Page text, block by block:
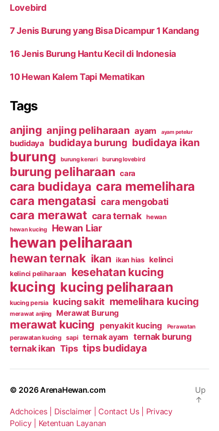
Lovebird
7 Jenis Burung yang Bisa Dicampur 1 Kandang
16 Jenis Burung Hantu Kecil di Indonesia
10 Hewan Kalem Tapi Mematikan
Tags
anjing anjing peliharaan ayam ayam petelur
budidaya budidaya burung budidaya ikan
burung burung kenari burung lovebird
burung peliharaan cara
cara budidaya cara memelihara
cara mengatasi cara mengobati
cara merawat cara ternak hewan
hewan kucing Hewan Liar
hewan peliharaan
hewan ternak ikan ikan hias kelinci
kelinci peliharaan kesehatan kucing
kucing kucing peliharaan
kucing persia kucing sakit memelihara kucing
merawat anjing Merawat Burung
merawat kucing penyakit kucing Perawatan
perawatan kucing sapi ternak ayam ternak burung
ternak ikan Tips tips budidaya
© 2026ArenaHewan.com
Adchoices | Disclaimer | Contact Us | Privacy
Policy | Ketentuan Layanan
Up
↑